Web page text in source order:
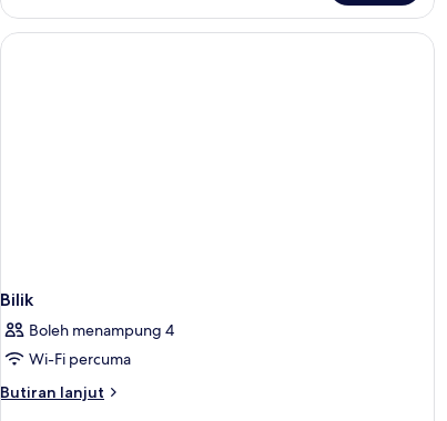
Double
Room
Bilik
Boleh menampung 4
Wi-Fi percuma
Butiran lanjut
Butiran